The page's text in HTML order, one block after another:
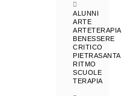
ALUNNI
ARTE
ARTETERAPIA
BENESSERE
CRITICO
PIETRASANTA
RITMO
SCUOLE
TERAPIA